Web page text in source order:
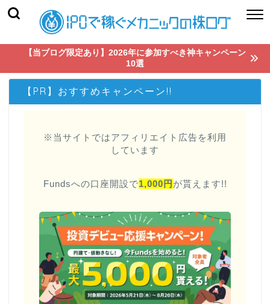
【当ブログ限定あり】2026年に参加すべき神キャンペーン
10選
【PR】おすすめキャンペーン!!
※当サイトではアフィリエイト広告を利用
しています
Fundsへの口座開設で1,000円 が貰えます!!